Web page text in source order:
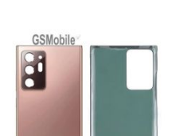
LISTA
DE
COMPARAÇÃO